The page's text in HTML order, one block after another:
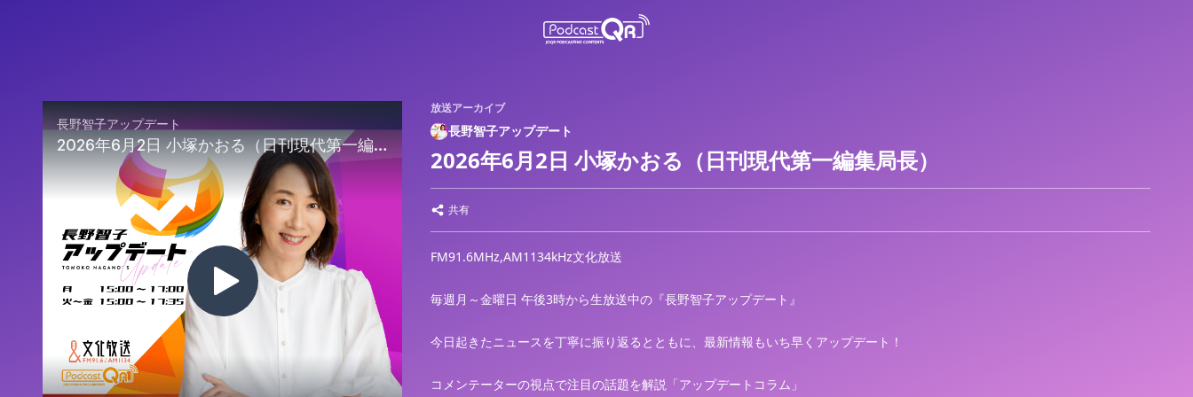
放送アーカイブ
長野智子アップデート
2026年6月2日 小塚かおる（日刊現代第一編集局長）
共有
FM91.6MHz,AM1134kHz文化放送
毎週月～金曜日 午後3時から生放送中の『長野智子アップデート』
今日起きたニュースを丁寧に振り返るとともに、最新情報もいち早くアップデート！
コメンテーターの視点で注目の話題を解説「アップデートコラム」